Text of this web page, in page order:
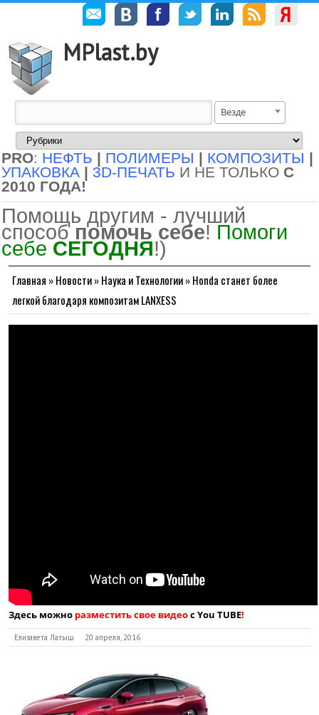
MPlast.by
Везде
PRO: НЕФТЬ | ПОЛИМЕРЫ | КОМПОЗИТЫ |
УПАКОВКА | 3D-ПЕЧАТЬ И НЕ ТОЛЬКО С
2010 ГОДА!
Помощь другим - лучший
способ помочь себе! Помоги
себе СЕГОДНЯ!)
Главная »Новости»Наука и Технологии»Honda станет более
легкой благодаря композитам LANXESS
Здесь можно разместить свое видеос You TUBE!
Елизавета Латыш 20 апреля, 2016